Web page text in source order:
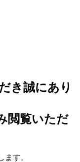
き誠にあり
閲覧いただ
ます。